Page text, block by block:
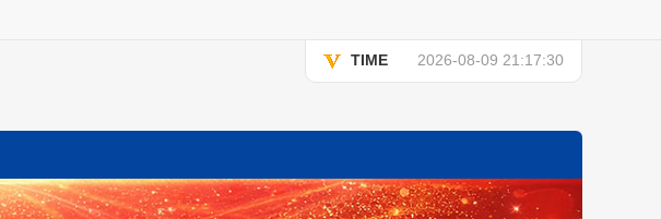
TIME 2026-08-09 21:17:30